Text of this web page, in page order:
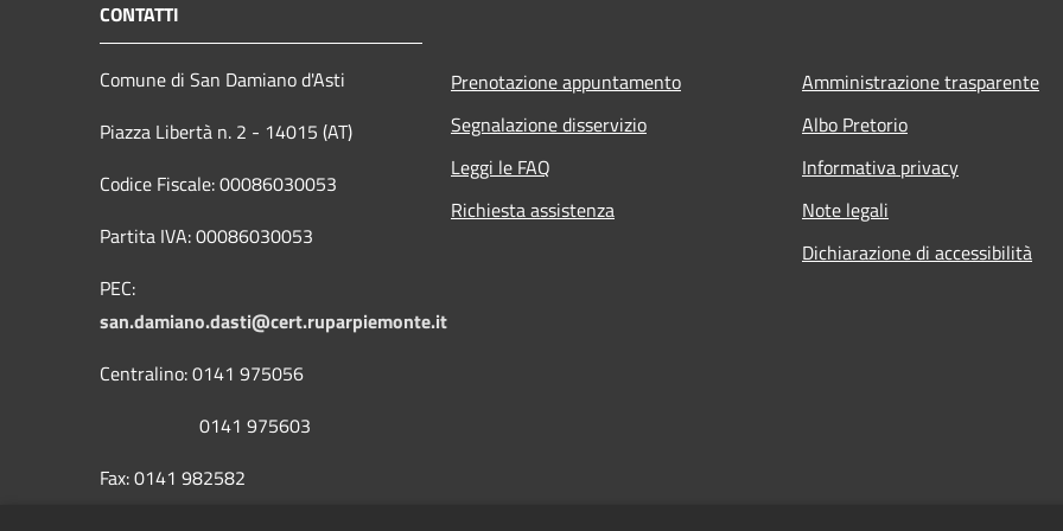
CONTATTI
Comune di San Damiano d'Asti
Piazza Libertà n. 2 - 14015 (AT)
Codice Fiscale: 00086030053
Partita IVA: 00086030053
PEC:
san.damiano.dasti@cert.ruparpiemonte.it
Centralino: 0141 975056
0141 975603
Fax: 0141 982582
Prenotazione appuntamento
Segnalazione disservizio
Leggi le FAQ
Richiesta assistenza
Amministrazione trasparente
Albo Pretorio
Informativa privacy
Note legali
Dichiarazione di accessibilità